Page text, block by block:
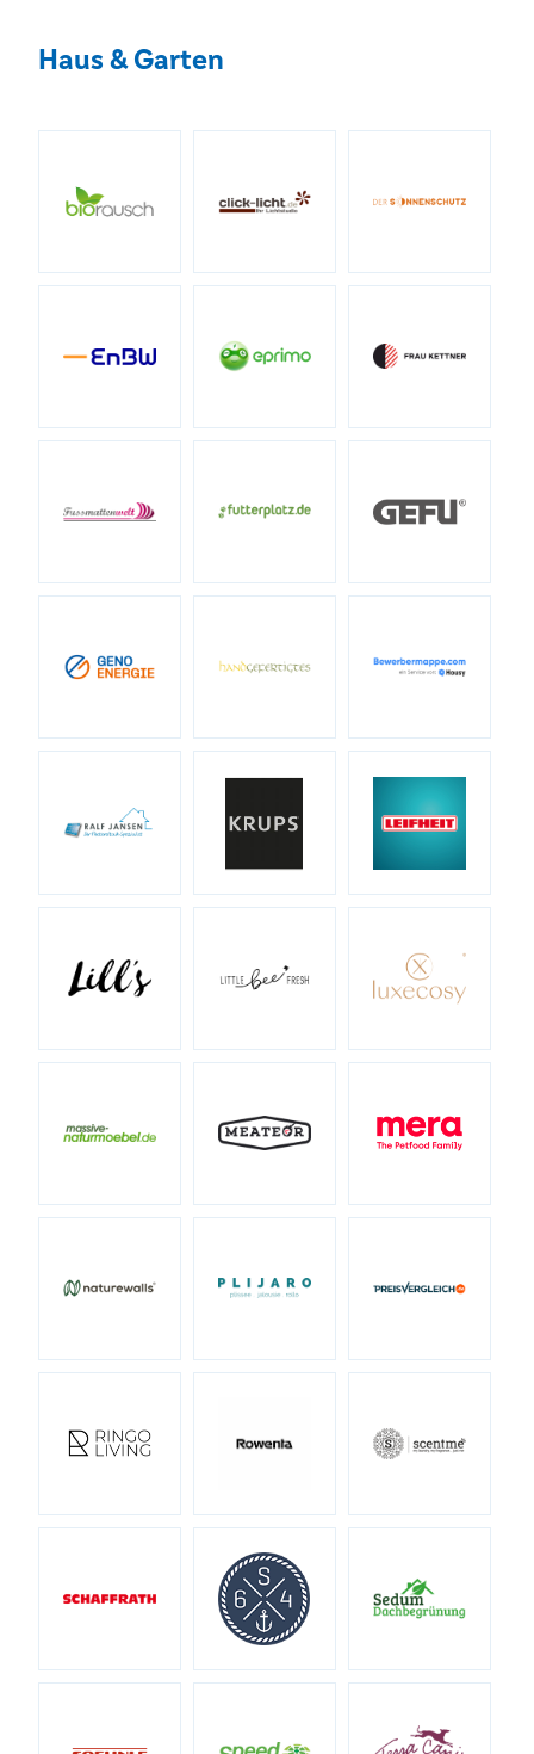
Haus & Garten